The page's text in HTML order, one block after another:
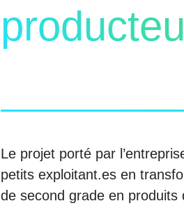
Le projet porté par
petits exploitant.es en
de second grade en